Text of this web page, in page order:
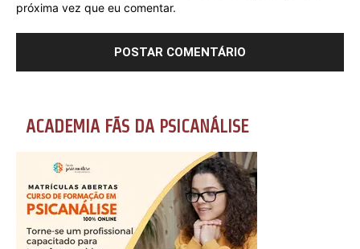
próxima vez que eu comentar.
ACADEMIA FÃS DA PSICANÁLISE